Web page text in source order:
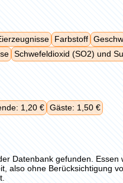
Farbstoff
Schwefeldioxid (SO2) und
1,20 € Gäste: 1,50 €
Datenbank gefunden. Essen
also ohne Berücksichtigung